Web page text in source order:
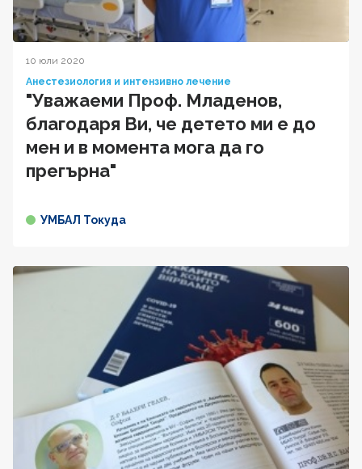
10 юли 2020
Анестезиология и интензивно лечение
"Уважаеми Проф. Младенов,
благодаря Ви, че детето ми е до
мен и в момента мога да го
прегърна"
УМБАЛ Токуда